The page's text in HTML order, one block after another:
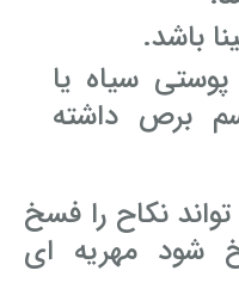
باشد.
سیاه یا
برص داشته
نکاح را فسخ
شود مهریه ای